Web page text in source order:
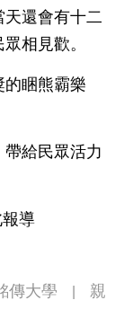
天還會有十二
相見歡。
睏熊霸樂
給民眾活力
導
傳大學
親